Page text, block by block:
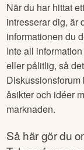
När du har hittat
intresserar dig, är
informationen du
Inte all
eller pålitlig, så
Diskussionsforum
åsikter och idéer
marknaden.
Så här gör du